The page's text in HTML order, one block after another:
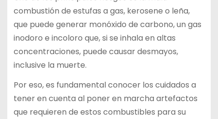
combustión de estufas a gas, kerosene o leña,
que puede generar monóxido de carbono, un gas
inodoro e incoloro que, si se inhala en altas
concentraciones, puede causar desmayos,
inclusive la muerte.
Por eso, es fundamental conocer los cuidados a
tener en cuenta al poner en marcha artefactos
que requieren de estos combustibles para su